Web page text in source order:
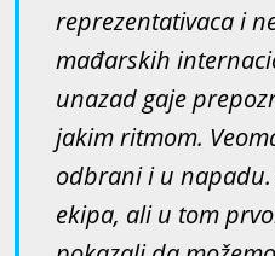
reprezentativaca i
mađarskih
unazad gaje
jakim ritmom.
odbrani i u
ekipa, ali u tom